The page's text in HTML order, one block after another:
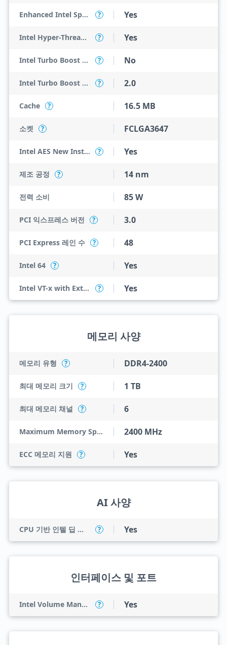
Enhanced Intel SpeedStep Technology ? Yes
Intel Hyper-Threading Technology ? Yes
Intel Turbo Boost Max Technology 3.0 ? No
Intel Turbo Boost Technology ? 2.0
Cache ? 16.5 MB
소켓 ? FCLGA3647
Intel AES New Instructions ? Yes
제조 공정 ? 14 nm
전력 소비 85 W
PCI 익스프레스 버전 ? 3.0
PCI Express 레인 수 ? 48
Intel 64 ? Yes
Intel VT-x with Extended Page Tables (EPT) ? Yes
메모리 사양
메모리 유형 ? DDR4-2400
최대 메모리 크기 ? 1 TB
최대 메모리 채널 ? 6
Maximum Memory Speed 2400 MHz
ECC 메모리 지원 ? Yes
AI 사양
CPU 기반 인텔 딥 러닝 부스트(인텔 DL 부스트) ? Yes
인터페이스 및 포트
Intel Volume Management Device (VMD) ? Yes